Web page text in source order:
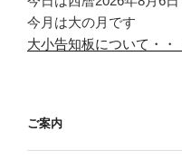
今月は大の月です
大小告知板について・・
ご案内